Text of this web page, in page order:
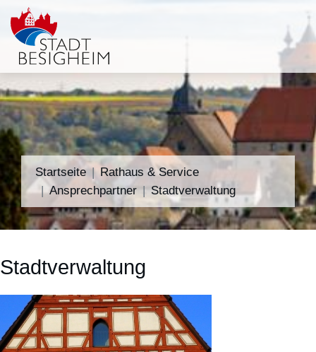
Startseite
Rathaus & Service
Ansprechpartner
Stadtverwaltung
Stadtverwaltung